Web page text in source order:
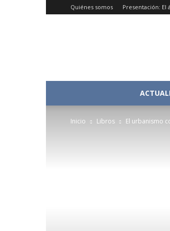
Quiénes somos Presentación: El
Inicio Libros El urbanismo